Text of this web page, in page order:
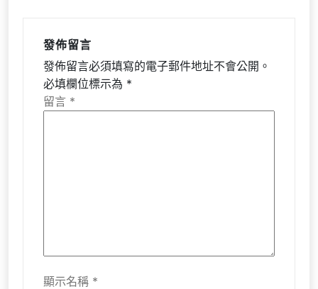
發佈留言
發佈留言必須填寫的電子郵件地址不會公開。
必填欄位標示為 *
留言 *
顯示名稱 *